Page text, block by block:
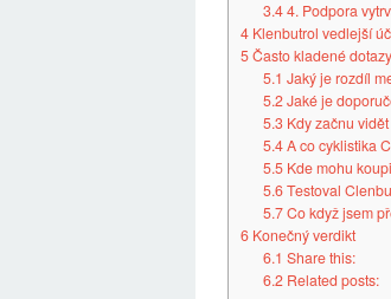
3.44. Podpora
4 Klenbutrol vedlejší
5Často kladené
5.1 Jaký je rozdíl
5.2Jaké je
5.3Kdy začnu
5.4A co cyklistika
5.5Kde mohu
5.6Testoval
5.7Co když jsem
6 Konečný verdikt
6.1 Share this:
6.2Related posts: